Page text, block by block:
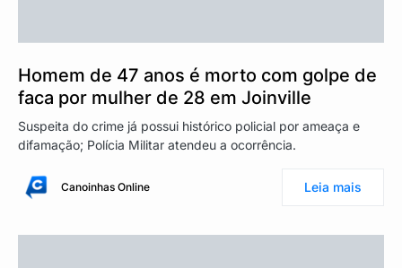
Homem de 47 anos é morto com golpe de
faca por mulher de 28 em Joinville
Suspeita do crime já possui histórico policial por ameaça e
difamação; Polícia Militar atendeu a ocorrência.
Canoinhas Online Leia mais